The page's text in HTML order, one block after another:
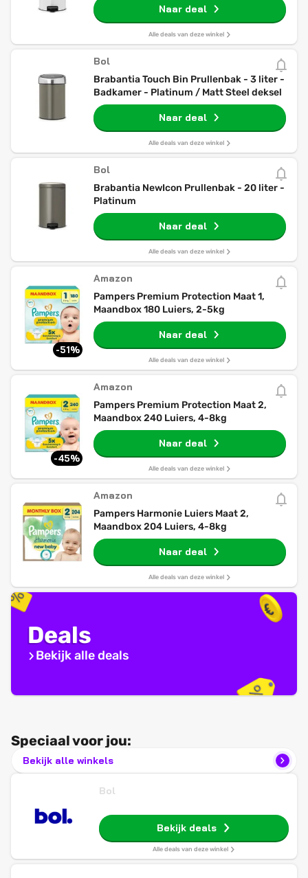
Naar deal
Alle deals van deze winkel
Bol
Brabantia Touch Bin Prullenbak - 3 liter -
Badkamer - Platinum / Matt Steel deksel
Naar deal
Alle deals van deze winkel
Bol
Brabantia NewIcon Prullenbak - 20 liter -
Platinum
Naar deal
Alle deals van deze winkel
-51%
Amazon
Pampers Premium Protection Maat 1,
Maandbox 180 Luiers, 2-5kg
Naar deal
Alle deals van deze winkel
-45%
Amazon
Pampers Premium Protection Maat 2,
Maandbox 240 Luiers, 4-8kg
Naar deal
Alle deals van deze winkel
Amazon
Pampers Harmonie Luiers Maat 2,
Maandbox 204 Luiers, 4-8kg
Naar deal
Alle deals van deze winkel
Deals
Bekijk alle deals
Speciaal voor jou:
Bekijk alle winkels
Bol
Bekijk deals
Alle deals van deze winkel